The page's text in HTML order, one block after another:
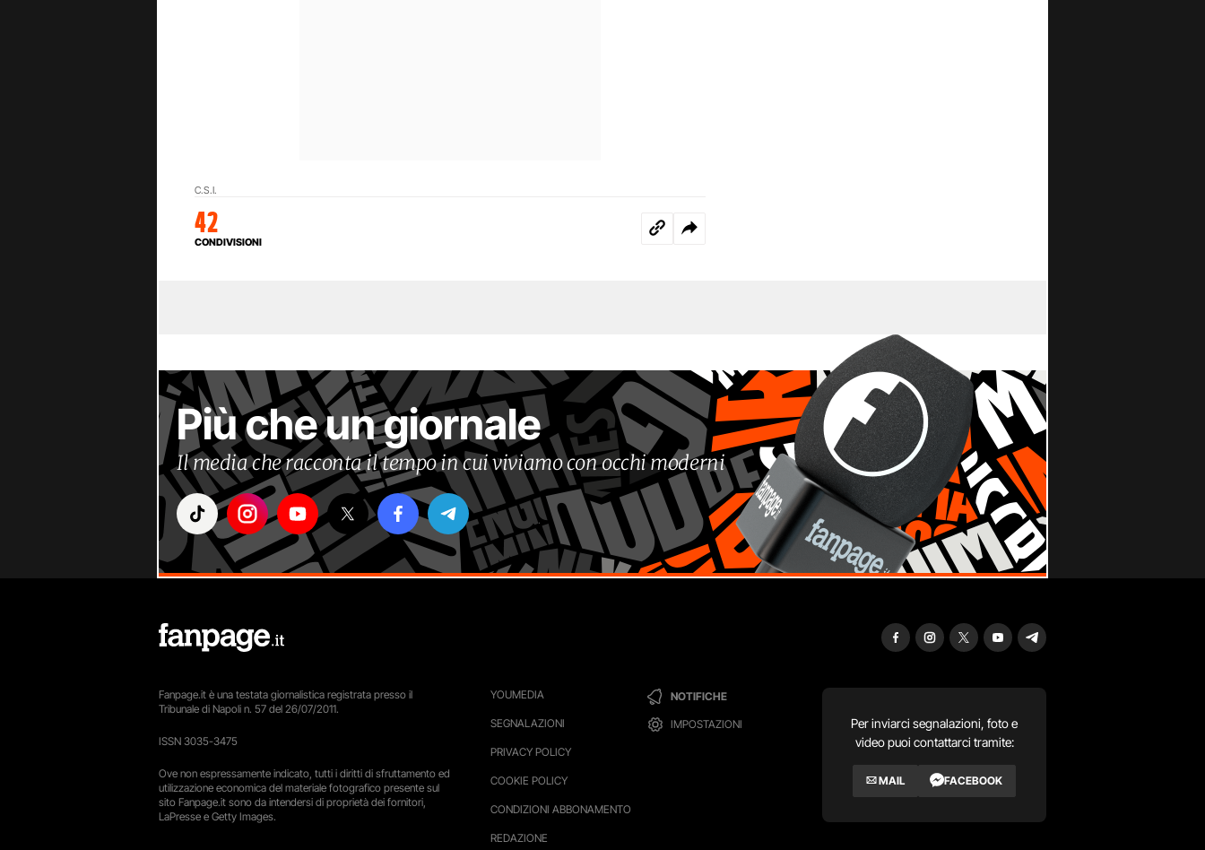
C.S.I.
42
CONDIVISIONI
Più che un giornale
Il media che racconta il tempo in cui viviamo con occhi moderni
YOUMEDIA
SEGNALAZIONI
PRIVACY POLICY
COOKIE POLICY
CONDIZIONI ABBONAMENTO
REDAZIONE
NOTIFICHE
IMPOSTAZIONI
Per inviarci segnalazioni, foto e
video puoi contattarci tramite:
MAIL FACEBOOK
Fanpage.it è una testata giornalistica registrata presso il
Tribunale di Napoli n. 57 del 26/07/2011.
ISSN 3035-3475
Ove non espressamente indicato, tutti i diritti di sfruttamento ed
utilizzazione economica del materiale fotografico presente sul
sito Fanpage.it sono da intendersi di proprietà dei fornitori,
LaPresse e Getty Images.